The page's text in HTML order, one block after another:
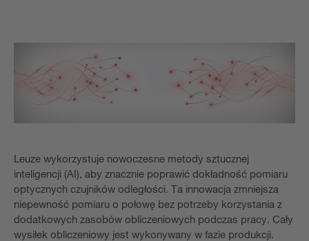
Leuze wykorzystuje nowoczesne metody sztucznej
inteligencji (AI), aby znacznie poprawić dokładność pomiaru
optycznych czujników odległości. Ta innowacja zmniejsza
niepewność pomiaru o połowę bez potrzeby korzystania z
dodatkowych zasobów obliczeniowych podczas pracy. Cały
wysiłek obliczeniowy jest wykonywany w fazie produkcji.